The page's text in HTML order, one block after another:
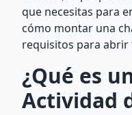
que necesitas para
cómo montar una
requisitos para
¿Qué es
Actividad